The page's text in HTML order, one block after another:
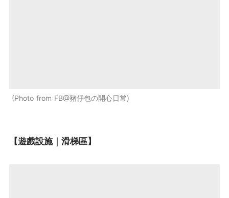
Photo from FB@豬仔包の開心日常
【遊戲設施｜滑梯區】